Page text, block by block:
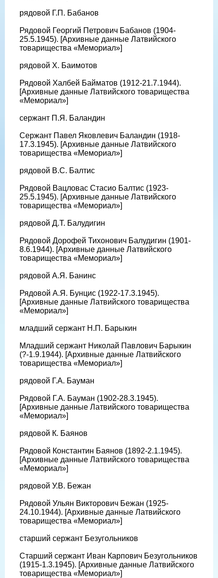
рядовой Г.П. Бабанов
Рядовой Георгий Петрович Бабанов (1904-
25.5.1945). [Архивные данные Латвийского
товарищества «Мемориал»]
рядовой Х. Баимотов
Рядовой Халбей Байматов (1912-21.7.1944).
[Архивные данные Латвийского товарищества
«Мемориал»]
сержант П.Я. Баландин
Сержант Павел Яковлевич Баландин (1918-
17.3.1945). [Архивные данные Латвийского
товарищества «Мемориал»]
рядовой В.С. Балтис
Рядовой Вацловас Стасио Балтис (1923-
25.5.1945). [Архивные данные Латвийского
товарищества «Мемориал»]
рядовой Д.Т. Балудигин
Рядовой Дорофей Тихонович Балудигин (1901-
8.6.1944). [Архивные данные Латвийского
товарищества «Мемориал»]
рядовой А.Я. Банинс
Рядовой А.Я. Бунцис (1922-17.3.1945).
[Архивные данные Латвийского товарищества
«Мемориал»]
младший сержант Н.П. Барыкин
Младший сержант Николай Павлович Барыкин
(?-1.9.1944). [Архивные данные Латвийского
товарищества «Мемориал»]
рядовой Г.А. Бауман
Рядовой Г.А. Бауман (1902-28.3.1945).
[Архивные данные Латвийского товарищества
«Мемориал»]
рядовой К. Баянов
Рядовой Константин Баянов (1892-2.1.1945).
[Архивные данные Латвийского товарищества
«Мемориал»]
рядовой У.В. Бежан
Рядовой Ульян Викторович Бежан (1925-
24.10.1944). [Архивные данные Латвийского
товарищества «Мемориал»]
старший сержант Безугольников
Старший сержант Иван Карпович Безугольников
(1915-1.3.1945). [Архивные данные Латвийского
товарищества «Мемориал»]